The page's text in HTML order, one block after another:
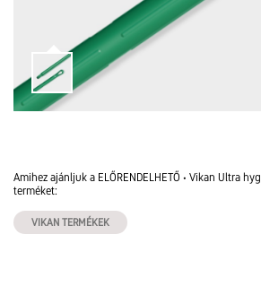
Amihez ajánljuk a ELŐRENDELHETŐ • Vikan Ultra
terméket:
VIKAN TERMÉKEK